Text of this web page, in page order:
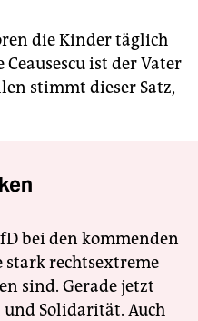
die Kinder täglich
Ceausescu ist der Vater
stimmt dieser Satz,
bei den kommenden
stark rechtsextreme
sind. Gerade jetzt
Solidarität. Auch